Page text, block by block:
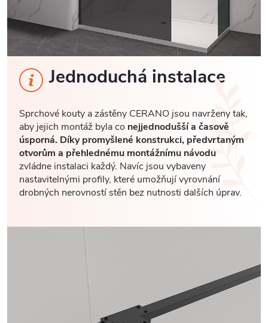
Jednoduchá instalace
Sprchové kouty a zástěny CERANO jsou navrženy tak,
aby jejich montáž byla co nejjednodušší a časově
úsporná. Díky promyšlené konstrukci, předvrtaným
otvorům a přehlednému montážnímu návodu
zvládne instalaci každý. Navíc jsou vybaveny
nastavitelnými profily, které umožňují vyrovnání
drobných nerovností stěn bez nutnosti dalších úprav.